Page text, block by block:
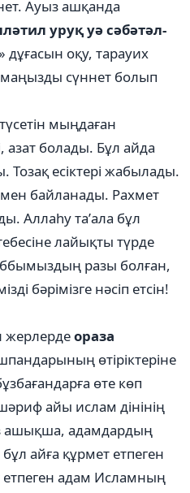
Ауыз ашқанда
уруқ уә сәбәтәл-
дұғасын оқу, тарауих
сүннет болып
мыңдаған
азат болады. Бұл айда
Тозақ есіктері жабылады.
байланады. Рахмет
Аллаһу та’ала бұл
лайықты түрде
разы болған,
бәрімізге нәсіп етсін!
жерлердеораза
өтіріктеріне
өте көп
айы ислам дінінің
ашықша, адамдардың
айға құрмет етпеген
етпеген адам Исламның